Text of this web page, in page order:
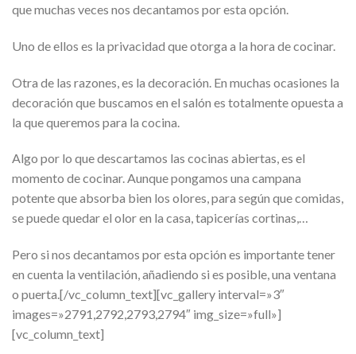
que muchas veces nos decantamos por esta opción.
Uno de ellos es la privacidad que otorga a la hora de cocinar.
Otra de las razones, es la decoración. En muchas ocasiones la
decoración que buscamos en el salón es totalmente opuesta a
la que queremos para la cocina.
Algo por lo que descartamos las cocinas abiertas, es el
momento de cocinar. Aunque pongamos una campana
potente que absorba bien los olores, para según que comidas,
se puede quedar el olor en la casa, tapicerías cortinas,…
Pero si nos decantamos por esta opción es importante tener
en cuenta la ventilación, añadiendo si es posible, una ventana
o puerta.[/vc_column_text][vc_gallery interval=»3″
images=»2791,2792,2793,2794″ img_size=»full»]
[vc_column_text]